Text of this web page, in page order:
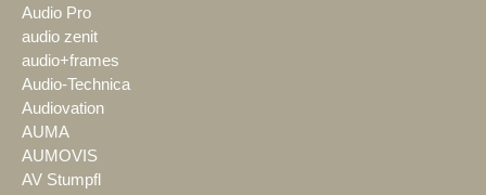
Audio Pro
audio zenit
audio+frames
Audio-Technica
Audiovation
AUMA
AUMOVIS
AV Stumpfl